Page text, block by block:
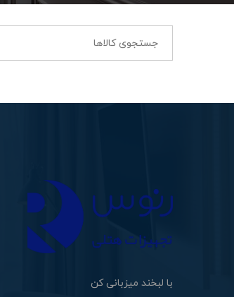
با لبخند میزبانی کن